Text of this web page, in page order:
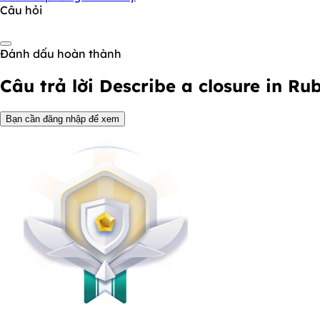
Câu hỏi
Đánh dấu hoàn thành
Câu trả lời Describe a closure in
Bạn cần đăng nhập để xem